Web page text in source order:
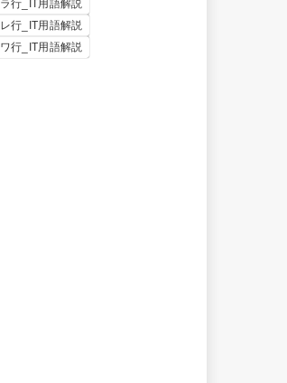
ラ行_IT用語解説
レ行_IT用語解説
ワ行_IT用語解説